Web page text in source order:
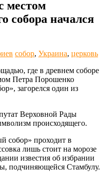
местом
собора начался
собор, Украина, церковь
где в древнем соборе
Петра Порошенко
загорелся один из
Верховной Рады
происходящего.
собор» проходит в
лишь стоит на морозе
известия об избрании
подчиняющейся Стамбулу.